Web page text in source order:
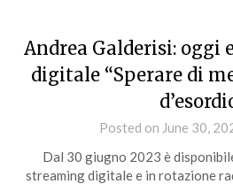
Andrea Galderisi: oggi
digitale “Sperare di
Posted on June 30,
Dal 30 giugno 2023 è
streaming digitale e in rotazione